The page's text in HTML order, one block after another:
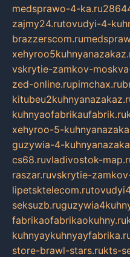
medsprawo-4-ka.ru
zajmy24.rutovudyi-4-
brazzerscom.ru
vskrytie-zamkov-
zed-online.rupimchax.ru
kuhnyaofabrikaufabrik.ru
xehyroo-5-
guzywia-4-
cs68.ruvladivostok-
raszar.ruvskrytie-
lipetsktelecom.ru
seksuzb.ru
fabrikaofabrikaokuhny.ru
store-brawl-stars.rukts-